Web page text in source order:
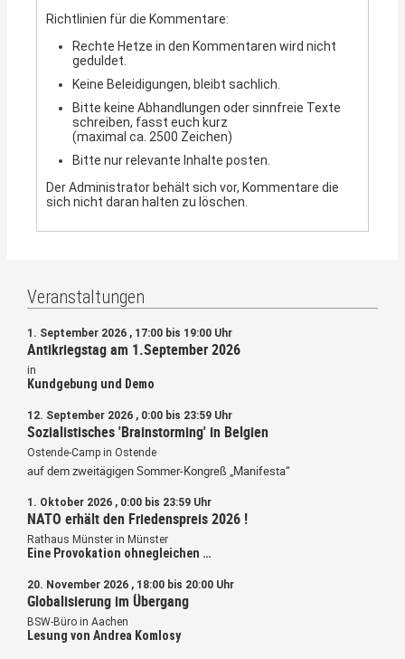
Richtlinien für die Kommentare:
Rechte Hetze in den Kommentaren wird nicht
geduldet.
Keine Beleidigungen, bleibt sachlich.
Bitte keine Abhandlungen oder sinnfreie Texte
schreiben, fasst euch kurz
(maximal ca. 2500 Zeichen)
Bitte nur relevante Inhalte posten.
Der Administrator behält sich vor, Kommentare die
sich nicht daran halten zu löschen.
Veranstaltungen
1. September 2026 , 17:00 bis 19:00 Uhr
Antikriegstag am 1.September 2026
in
Kundgebung und Demo
12. September 2026 , 0:00 bis 23:59 Uhr
Sozialistisches 'Brainstorming' in Belgien
Ostende-Camp in Ostende
auf dem zweitägigen Sommer-Kongreß „Manifesta“
1. Oktober 2026 , 0:00 bis 23:59 Uhr
NATO erhält den Friedenspreis 2026 !
Rathaus Münster in Münster
Eine Provokation ohnegleichen …
20. November 2026 , 18:00 bis 20:00 Uhr
Globalisierung im Übergang
BSW-Büro in Aachen
Lesung von Andrea Komlosy